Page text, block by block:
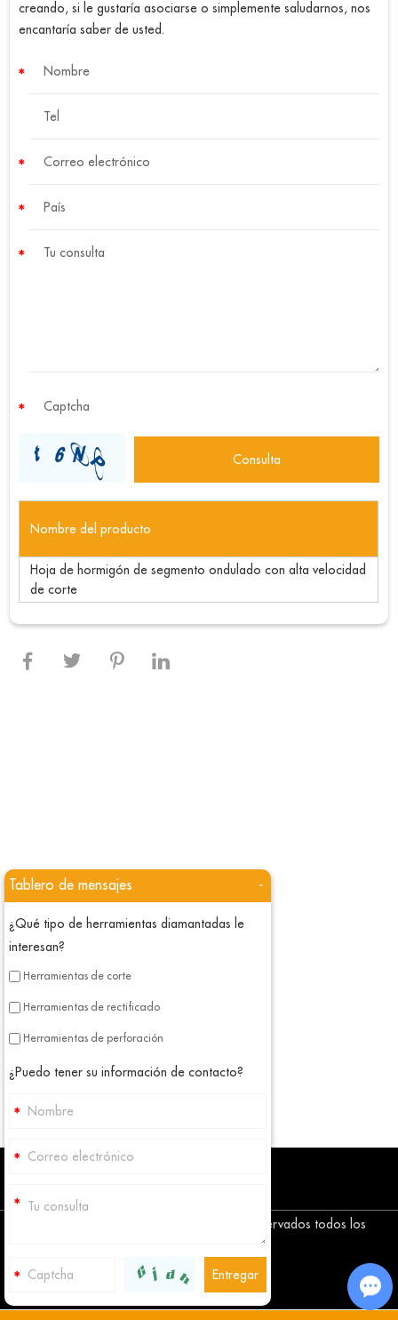
creando, si le gustaría asociarse o simplemente saludarnos, nos
encantaría saber de usted.
Nombre del producto
Hoja de hormigón de segmento ondulado con alta velocidad
de corte
Copyright © Corediam Tools Co., Ltd. Reservados todos los
Tablero de mensajes -
¿Qué tipo de herramientas diamantadas le
interesan?
Herramientas de corte
Herramientas de rectificado
Herramientas de perforación
¿Puedo tener su información de contacto?